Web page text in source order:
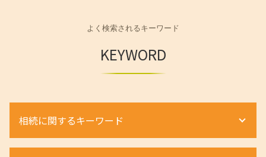
よく検索されるキーワード
KEYWORD
相続に関するキーワード